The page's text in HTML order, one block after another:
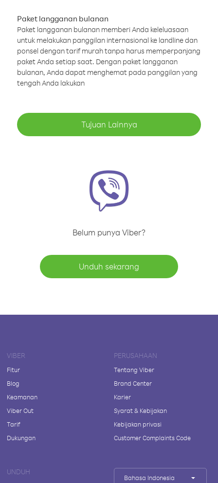
Paket langganan bulanan
Paket langganan bulanan memberi Anda keleluasaan
untuk melakukan panggilan internasional ke landline dan
ponsel dengan tarif murah tanpa harus memperpanjang
paket Anda setiap saat. Dengan paket langganan
bulanan, Anda dapat menghemat pada panggilan yang
tengah Anda lakukan
Tujuan Lainnya
Belum punya Viber?
Unduh sekarang
VIBER
Fitur
Blog
Keamanan
Viber Out
Tarif
Dukungan
PERUSAHAAN
Tentang Viber
Brand Center
Karier
Syarat & Kebijakan
Kebijakan privasi
Customer Complaints Code
UNDUH
Bahasa Indonesia